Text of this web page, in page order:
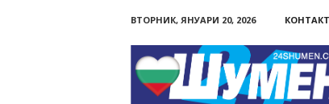
ВТОРНИК, ЯНУАРИ 20, 2026